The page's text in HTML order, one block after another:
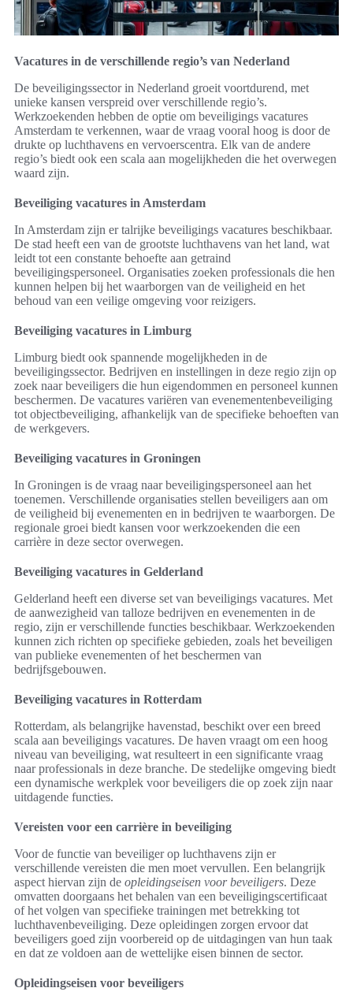
Vacatures in de verschillende regio’s van Nederland
De beveiligingssector in Nederland groeit voortdurend, met
unieke kansen verspreid over verschillende regio’s.
Werkzoekenden hebben de optie om beveiligings vacatures
Amsterdam te verkennen, waar de vraag vooral hoog is door de
drukte op luchthavens en vervoerscentra. Elk van de andere
regio’s biedt ook een scala aan mogelijkheden die het overwegen
waard zijn.
Beveiliging vacatures in Amsterdam
In Amsterdam zijn er talrijke beveiligings vacatures beschikbaar.
De stad heeft een van de grootste luchthavens van het land, wat
leidt tot een constante behoefte aan getraind
beveiligingspersoneel. Organisaties zoeken professionals die hen
kunnen helpen bij het waarborgen van de veiligheid en het
behoud van een veilige omgeving voor reizigers.
Beveiliging vacatures in Limburg
Limburg biedt ook spannende mogelijkheden in de
beveiligingssector. Bedrijven en instellingen in deze regio zijn op
zoek naar beveiligers die hun eigendommen en personeel kunnen
beschermen. De vacatures variëren van evenementenbeveiliging
tot objectbeveiliging, afhankelijk van de specifieke behoeften van
de werkgevers.
Beveiliging vacatures in Groningen
In Groningen is de vraag naar beveiligingspersoneel aan het
toenemen. Verschillende organisaties stellen beveiligers aan om
de veiligheid bij evenementen en in bedrijven te waarborgen. De
regionale groei biedt kansen voor werkzoekenden die een
carrière in deze sector overwegen.
Beveiliging vacatures in Gelderland
Gelderland heeft een diverse set van beveiligings vacatures. Met
de aanwezigheid van talloze bedrijven en evenementen in de
regio, zijn er verschillende functies beschikbaar. Werkzoekenden
kunnen zich richten op specifieke gebieden, zoals het beveiligen
van publieke evenementen of het beschermen van
bedrijfsgebouwen.
Beveiliging vacatures in Rotterdam
Rotterdam, als belangrijke havenstad, beschikt over een breed
scala aan beveiligings vacatures. De haven vraagt om een hoog
niveau van beveiliging, wat resulteert in een significante vraag
naar professionals in deze branche. De stedelijke omgeving biedt
een dynamische werkplek voor beveiligers die op zoek zijn naar
uitdagende functies.
Vereisten voor een carrière in beveiliging
Voor de functie van beveiliger op luchthavens zijn er
verschillende vereisten die men moet vervullen. Een belangrijk
aspect hiervan zijn de opleidingseisen voor beveiligers. Deze
omvatten doorgaans het behalen van een beveiligingscertificaat
of het volgen van specifieke trainingen met betrekking tot
luchthavenbeveiliging. Deze opleidingen zorgen ervoor dat
beveiligers goed zijn voorbereid op de uitdagingen van hun taak
en dat ze voldoen aan de wettelijke eisen binnen de sector.
Opleidingseisen voor beveiligers